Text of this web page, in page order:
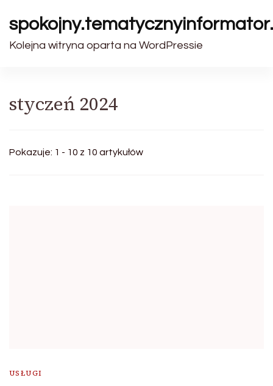
Kolejna witryna oparta na WordPressie
styczeń 2024
Pokazuje: 1 - 10 z 10 artykułów
USŁUGI